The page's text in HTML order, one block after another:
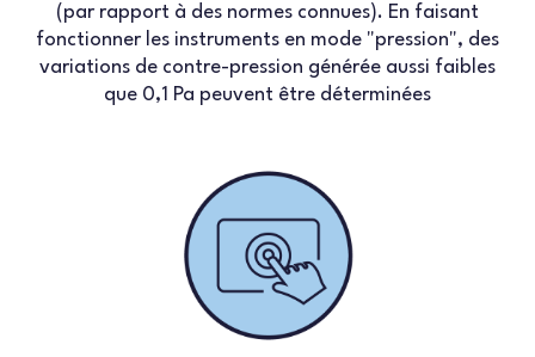
(par rapport à des normes connues). En faisant
fonctionner les instruments en mode "pression", des
variations de contre-pression générée aussi faibles
que 0,1 Pa peuvent être déterminées